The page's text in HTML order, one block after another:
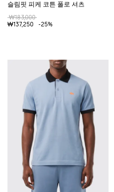
슬림핏 피케 코튼 폴로 셔츠
₩183,000
₩137,250
-25%